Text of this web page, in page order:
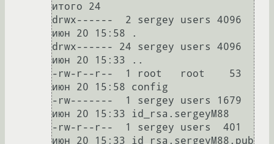
итого 24
drwx------  2 sergey users 4096
июн 20 15:58 .
drwx------ 24 sergey users 4096
июн 20 15:33 ..
-rw-r--r--  1 root   root    53
июн 20 15:58 config
-rw-------  1 sergey users 1679
июн 20 15:33 id_rsa.sergeyM88
-rw-r--r--  1 sergey users  401
июн 20 15:33 id_rsa.sergeyM88.pub